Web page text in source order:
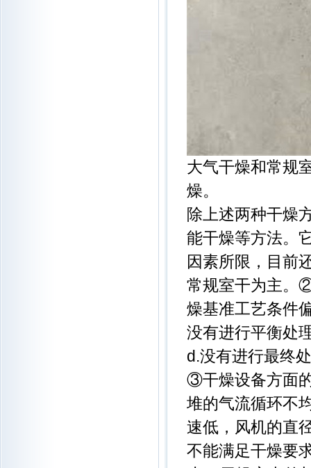
大气干燥和常规
燥。
除上述两种干燥
能干燥等方法。
因素所限，目前
常规室干为主。
燥基准工艺条件
没有进行平衡处
d.没有进行最终
③干燥设备方面
堆的气流循环不
速低，风机的直
不能满足干燥要